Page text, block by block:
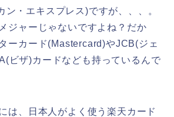
ン・エキスプレス)ですが、、、。
ジャーじゃないですよね？だか
ーカード(Mastercard)やJCB(ジェ
ビザ)カードなども持っているんで
は、日本人がよく使う楽天カード